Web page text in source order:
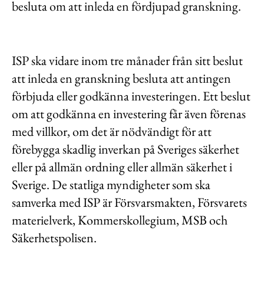
besluta om att inleda en fördjupad granskning.
ISP ska vidare inom tre månader från sitt beslut
att inleda en granskning besluta att antingen
förbjuda eller godkänna investeringen. Ett beslut
om att godkänna en investering får även förenas
med villkor, om det är nödvändigt för att
förebygga skadlig inverkan på Sveriges säkerhet
eller på allmän ordning eller allmän säkerhet i
Sverige. De statliga myndigheter som ska
samverka med ISP är Försvarsmakten, Försvarets
materielverk, Kommerskollegium, MSB och
Säkerhetspolisen.